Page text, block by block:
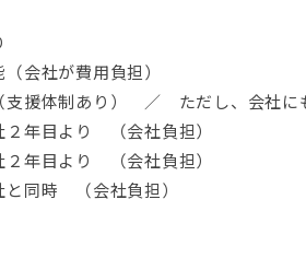
会社が費用負担）
支援体制あり） ／ ただし、会社に
目より （会社負担）
目より （会社負担）
時 （会社負担）